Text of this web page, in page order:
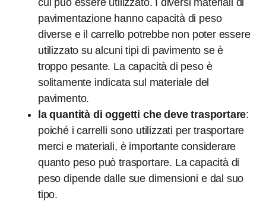
pavimentazione hanno capacità di peso
diverse e il carrello potrebbe non poter essere
utilizzato su alcuni tipi di pavimento se è
troppo pesante. La capacità di peso è
solitamente indicata sul materiale del
pavimento.
la quantità di oggetti che deve trasportare:
poiché i carrelli sono utilizzati per trasportare
merci e materiali, è importante considerare
quanto peso può trasportare. La capacità di
peso dipende dalle sue dimensioni e dal suo
tipo.